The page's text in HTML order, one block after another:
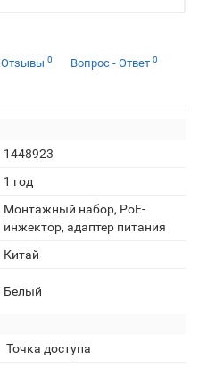
Отзывы 0 Вопрос - Ответ 0
1448923
1 год
Монтажный набор, PoE-
инжектор, адаптер питания
Китай
Белый
Точка доступа